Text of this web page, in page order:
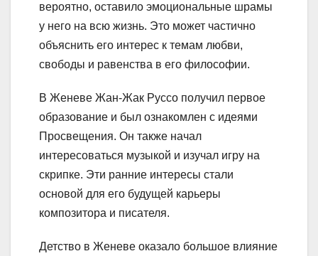
вероятно, оставило эмоциональные шрамы
у него на всю жизнь. Это может частично
объяснить его интерес к темам любви,
свободы и равенства в его философии.
В Женеве Жан-Жак Руссо получил первое
образование и был ознакомлен с идеями
Просвещения. Он также начал
интересоваться музыкой и изучал игру на
скрипке. Эти ранние интересы стали
основой для его будущей карьеры
композитора и писателя.
Детство в Женеве оказало большое влияние